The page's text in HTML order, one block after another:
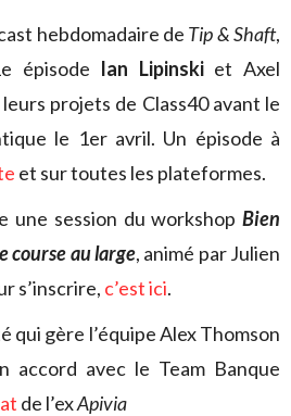
hebdomadaire de Tip & Shaft,
épisode Ian Lipinskiet Axel
projets de Class40 avant le
le 1er avril. Un épisode à
et sur toutes les plateformes.
une session du workshopBien
course au large, animé par Julien
s’inscrire, c’est ici.
qui gère l’équipe Alex Thomson
accord avec le Team Banque
de l’exApivia